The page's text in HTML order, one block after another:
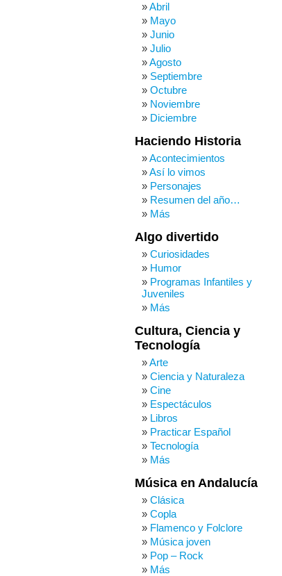
Abril
Mayo
Junio
Julio
Agosto
Septiembre
Octubre
Noviembre
Diciembre
Haciendo Historia
Acontecimientos
Así lo vimos
Personajes
Resumen del año…
Más
Algo divertido
Curiosidades
Humor
Programas Infantiles y
Juveniles
Más
Cultura, Ciencia y
Tecnología
Arte
Ciencia y Naturaleza
Cine
Espectáculos
Libros
Practicar Español
Tecnología
Más
Música en Andalucía
Clásica
Copla
Flamenco y Folclore
Música joven
Pop – Rock
Más